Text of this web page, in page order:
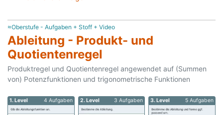
≈Oberstufe - Aufgaben + Stoff + Video
Ableitung - Produkt- und
Quotientenregel
Produktregel und Quotientenregel angewendet auf (Summen
von) Potenzfunktionen und trigonometrische Funktionen
1. Level 4 Aufgaben 2. Level 3 Aufgaben 3. Level 5 Aufgaben